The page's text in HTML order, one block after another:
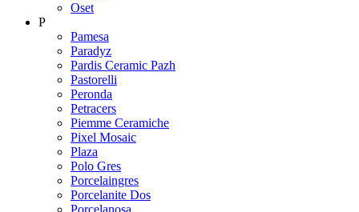
Oset
P
Pamesa
Paradyz
Pardis Ceramic Pazh
Pastorelli
Peronda
Petracers
Piemme Ceramiche
Pixel Mosaic
Plaza
Polo Gres
Porcelaingres
Porcelanite Dos
Porcelanosa